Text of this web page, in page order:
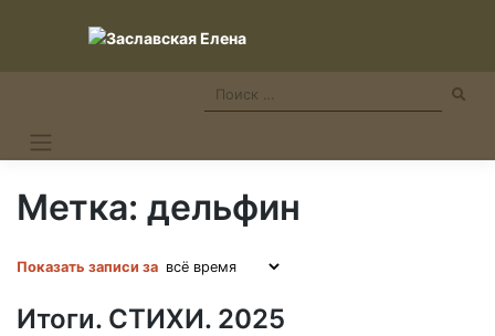
Метка: дельфин
Показать записи за
Итоги. СТИХИ. 2025